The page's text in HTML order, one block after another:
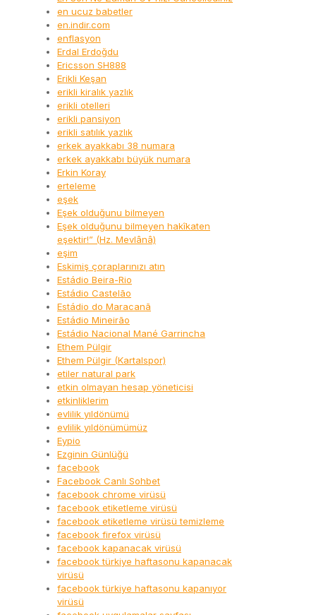
en ucuz babetler
en.indir.com
enflasyon
Erdal Erdoğdu
Ericsson SH888
Erikli Keşan
erikli kiralık yazlık
erikli otelleri
erikli pansiyon
erikli satılık yazlık
erkek ayakkabı 38 numara
erkek ayakkabı büyük numara
Erkin Koray
erteleme
eşek
Eşek olduğunu bilmeyen
Eşek olduğunu bilmeyen hakîkaten
eşektir!” (Hz. Mevlânâ)
eşim
Eskimiş çoraplarınızı atın
Estádio Beira-Rio
Estádio Castelão
Estádio do Maracanã
Estádio Mineirão
Estádio Nacional Mané Garrincha
Ethem Pülgir
Ethem Pülgir (Kartalspor)
etiler natural park
etkin olmayan hesap yöneticisi
etkinliklerim
evlilik yıldönümü
evlilik yıldönümümüz
Eypio
Ezginin Günlüğü
facebook
Facebook Canlı Sohbet
facebook chrome virüsü
facebook etiketleme virüsü
facebook etiketleme virüsü temizleme
facebook firefox virüsü
facebook kapanacak virüsü
facebook türkiye haftasonu kapanacak
virüsü
facebook türkiye haftasonu kapanıyor
virüsü